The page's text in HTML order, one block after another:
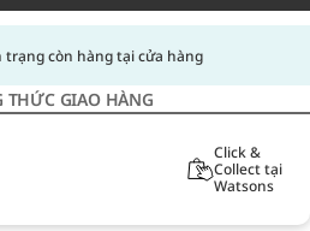
trạng còn hàng tại cửa hàng
THỨC GIAO HÀNG
Click &
Collect tại
Watsons